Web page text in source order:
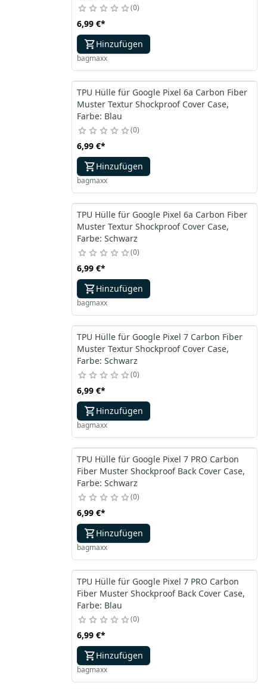
0
6,99 €*
Hinzufügen
bagmaxx
TPU Hülle für Google Pixel 6a Carbon Fiber
Muster Textur Shockproof Cover Case,
Farbe: Blau
0
6,99 €*
Hinzufügen
bagmaxx
TPU Hülle für Google Pixel 6a Carbon Fiber
Muster Textur Shockproof Cover Case,
Farbe: Schwarz
0
6,99 €*
Hinzufügen
bagmaxx
TPU Hülle für Google Pixel 7 Carbon Fiber
Muster Textur Shockproof Cover Case,
Farbe: Schwarz
0
6,99 €*
Hinzufügen
bagmaxx
TPU Hülle für Google Pixel 7 PRO Carbon
Fiber Muster Shockproof Back Cover Case,
Farbe: Schwarz
0
6,99 €*
Hinzufügen
bagmaxx
TPU Hülle für Google Pixel 7 PRO Carbon
Fiber Muster Shockproof Back Cover Case,
Farbe: Blau
0
6,99 €*
Hinzufügen
bagmaxx